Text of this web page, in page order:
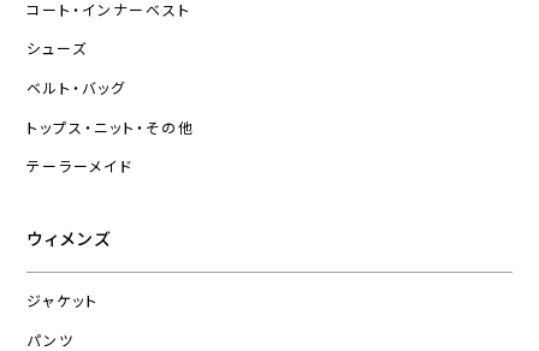
コート・インナーベスト
シューズ
ベルト・バッグ
トップス・ニット・その他
テーラーメイド
ウィメンズ
ジャケット
パンツ